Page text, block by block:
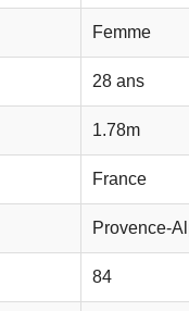
Femme
28 ans
1.78m
France
Provence-
84